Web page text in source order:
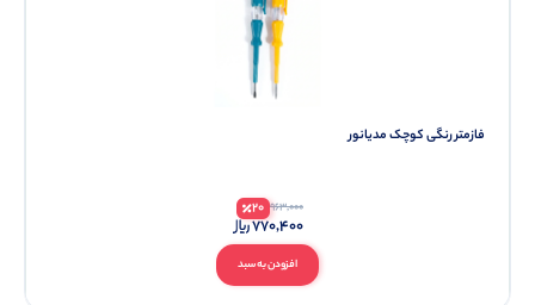
فازمتر رنگی کوچک مدیانور
افزودن به سبد
963,000
20
770,400